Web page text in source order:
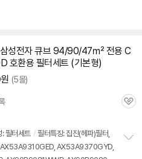
성전자 큐브 94/90/47㎡ 전용 C
호환용 필터세트 (기본형)
원 (5몰)
관
: 필터세트 / 필터특징: 집진(헤파)필터,
AX53A9310GED, AX53A9370GYD,